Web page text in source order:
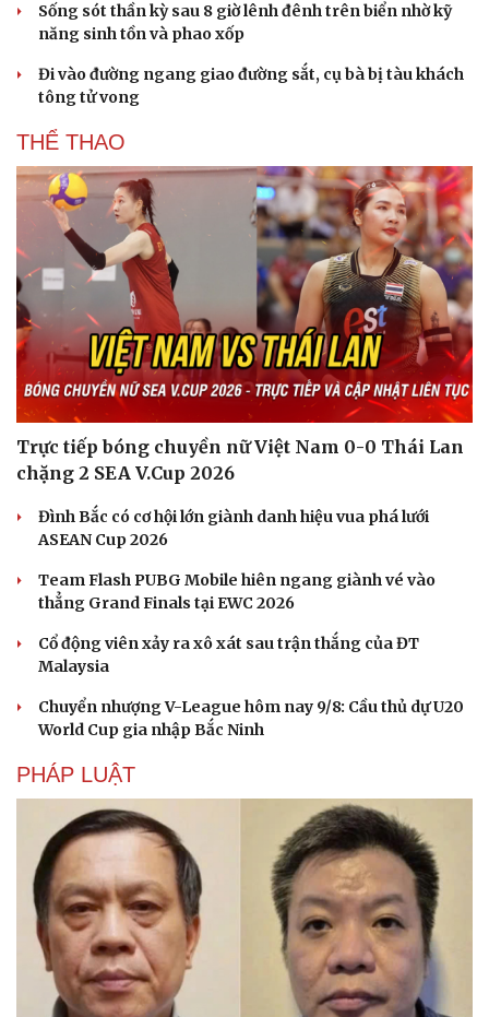
Sức khỏe
Cây thuốc
Sản phụ khoa
Nhi khoa
Nam khoa
Làm đẹp - giảm cân
Phòng mạch online
Ăn sạch sống khỏe
Tình yêu - Gia đình
Sống sót thần kỳ sau 8 giờ lênh đênh trên biển nhờ kỹ
năng sinh tồn và phao xốp
Đi vào đường ngang giao đường sắt, cụ bà bị tàu khách
tông tử vong
THỂ THAO
Trực tiếp bóng chuyền nữ Việt Nam 0-0 Thái Lan
chặng 2 SEA V.Cup 2026
Đình Bắc có cơ hội lớn giành danh hiệu vua phá lưới
ASEAN Cup 2026
Team Flash PUBG Mobile hiên ngang giành vé vào
thẳng Grand Finals tại EWC 2026
Cổ động viên xảy ra xô xát sau trận thắng của ĐT
Malaysia
Chuyển nhượng V-League hôm nay 9/8: Cầu thủ dự U20
World Cup gia nhập Bắc Ninh
PHÁP LUẬT